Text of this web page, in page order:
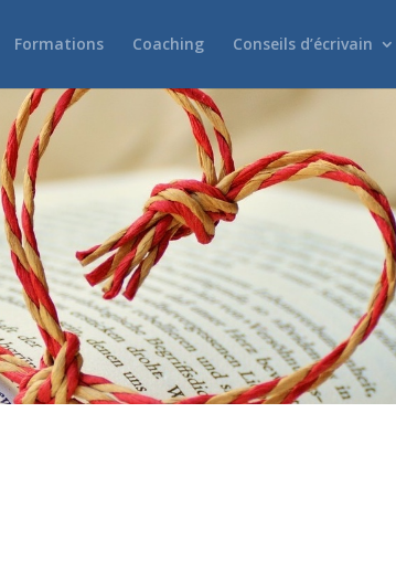
Formations Coaching Conseils d’écrivain